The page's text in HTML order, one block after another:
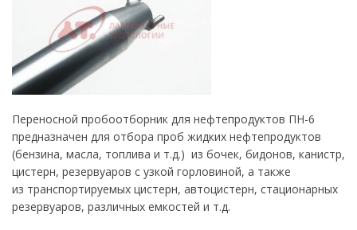
Переносной пробоотборник для нефтепродуктов ПН-6
предназначен для отбора проб жидких нефтепродуктов
(бензина, масла, топлива и т.д.) из бочек, бидонов, канистр,
цистерн, резервуаров с узкой горловиной, а также
из транспортируемых цистерн, автоцистерн, стационарных
резервуаров, различных емкостей и т.д.